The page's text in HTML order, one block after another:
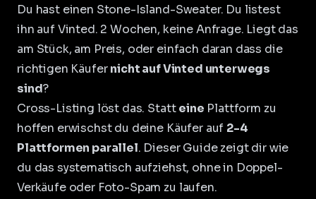
Du hast einen Stone-Island-Sweater. Du listest
ihn auf Vinted. 2 Wochen, keine Anfrage. Liegt das
am Stück, am Preis, oder einfach daran dass die
richtigen Käufernicht auf Vinted unterwegs
sind?
Cross-Listing löst das. Statteine Plattform zu
hoffen erwischst du deine Käufer auf 2-4
Plattformen parallel. Dieser Guide zeigt dir wie
du das systematisch aufziehst, ohne in Doppel-
Verkäufe oder Foto-Spam zu laufen.